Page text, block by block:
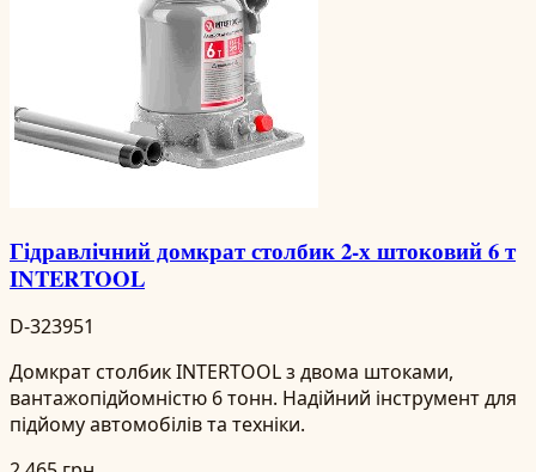
Гідравлічний домкрат столбик 2-х штоковий 6 т
INTERTOOL
D-323951
Домкрат столбик INTERTOOL з двома штоками,
вантажопідйомністю 6 тонн. Надійний інструмент для
підйому автомобілів та техніки.